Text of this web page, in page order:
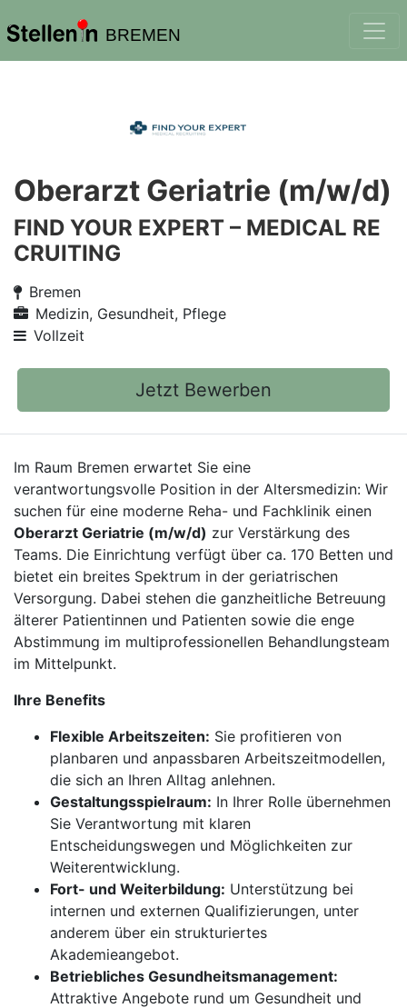
BREMEN
Oberarzt Geriatrie (m/w/d)
FIND YOUR EXPERT – MEDICAL RE
CRUITING
Bremen
Medizin, Gesundheit, Pflege
Vollzeit
Jetzt Bewerben
Im Raum Bremen erwartet Sie eine
verantwortungsvolle Position in der Altersmedizin: Wir
suchen für eine moderne Reha- und Fachklinik einen
Oberarzt Geriatrie (m/w/d) zur Verstärkung des
Teams. Die Einrichtung verfügt über ca. 170 Betten und
bietet ein breites Spektrum in der geriatrischen
Versorgung. Dabei stehen die ganzheitliche Betreuung
älterer Patientinnen und Patienten sowie die enge
Abstimmung im multiprofessionellen Behandlungsteam
im Mittelpunkt.
Ihre Benefits
Flexible Arbeitszeiten: Sie profitieren von
planbaren und anpassbaren Arbeitszeitmodellen,
die sich an Ihren Alltag anlehnen.
Gestaltungsspielraum: In Ihrer Rolle übernehmen
Sie Verantwortung mit klaren
Entscheidungswegen und Möglichkeiten zur
Weiterentwicklung.
Fort- und Weiterbildung: Unterstützung bei
internen und externen Qualifizierungen, unter
anderem über ein strukturiertes
Akademieangebot.
Betriebliches Gesundheitsmanagement:
Attraktive Angebote rund um Gesundheit und